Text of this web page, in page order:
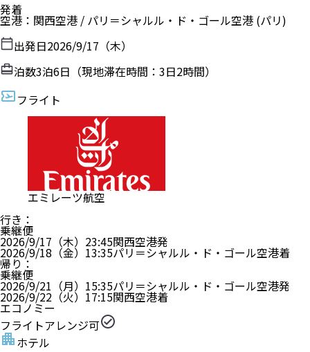
発着
空港 ： 関西空港 / パリ＝シャルル・ド・ゴール空港 (パリ)
出発日2026/9/17（木）
泊数3泊6日（現地滞在時間： 3日2時間）
フライト
エミレーツ航空
行き ：
乗継便
2026/9/17（木） 23:45関西空港発
2026/9/18（金） 13:35パリ＝シャルル・ド・ゴール空港着
帰り ：
乗継便
2026/9/21（月） 15:35パリ＝シャルル・ド・ゴール空港発
2026/9/22（火） 17:15関西空港着
エコノミー
フライトアレンジ可
ホテル